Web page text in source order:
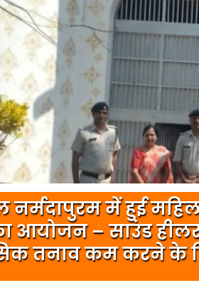
नर्मदापुरम में हुई
आयोजन – साउंड
तनाव कम करने के